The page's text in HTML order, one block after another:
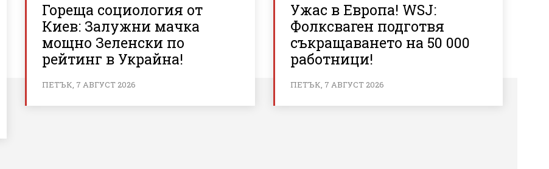
Гореща социология от
Киев: Залужни мачка
мощно Зеленски по
рейтинг в Украйна!
ПЕТЪК, 7 АВГУСТ 2026
Ужас в Европа! WSJ:
Фолксваген подготвя
съкращаването на 50 000
работници!
ПЕТЪК, 7 АВГУСТ 2026